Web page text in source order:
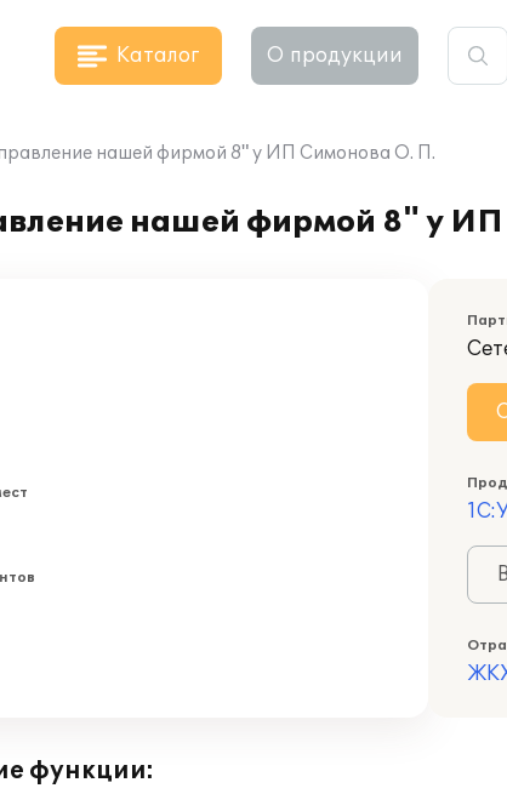
Каталог О продукции
нашей фирмой 8" у ИП Симонова О. П.
нашей фирмой 8" у
функции: